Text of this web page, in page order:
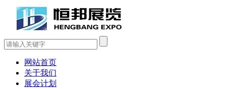
网站首页
关于我们
展会计划